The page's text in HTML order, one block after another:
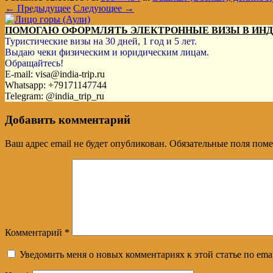
← Предыдущее Следующее →
ПОМОГАЮ ОФОРМЛЯТЬ ЭЛЕКТРОННЫЕ ВИЗЫ В
Туристические визы на 30 дней, 1 год и 5 лет.
Выдаю чеки физическим и юридическим лицам.
Обращайтесь!
E-mail: visa@india-trip.ru
Whatsapp: +79171147744
Telegram: @india_trip_ru
Добавить комментарий
Ваш адрес email не будет опубликован. Обязательные поля
Комментарий *
Уведомить меня о новых комментариях к этой статье по